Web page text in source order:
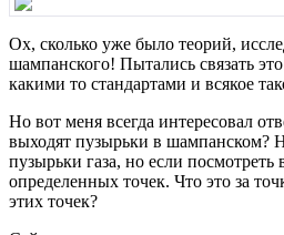
Ох, сколько уже было теорий,
шампанского! Пытались связать
какими то стандартами и всякое
Но вот меня всегда интересовал
выходят пузырьки в шампанском?
пузырьки газа, но если
определенных точек. Что это за
этих точек?